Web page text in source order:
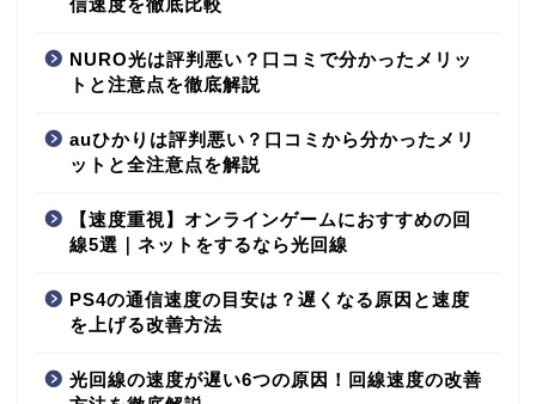
信速度を徹底比較
NURO光は評判悪い？口コミで分かったメリッ
トと注意点を徹底解説
auひかりは評判悪い？口コミから分かったメリ
ットと全注意点を解説
【速度重視】オンラインゲームにおすすめの回
線5選｜ネットをするなら光回線
PS4の通信速度の目安は？遅くなる原因と速度
を上げる改善方法
光回線の速度が遅い6つの原因！回線速度の改善